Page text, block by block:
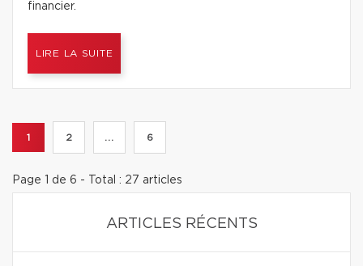
financier.
LIRE LA SUITE
1 2 ... 6
Page 1 de 6 - Total : 27 articles
ARTICLES RÉCENTS